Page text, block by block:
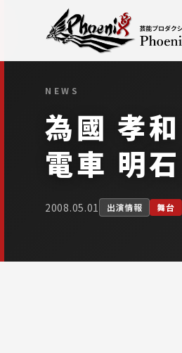
NEWS
為國 孝
電車 明
2008.05.01 出演情報 舞台